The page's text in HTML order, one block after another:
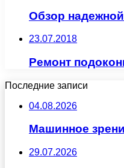
Обзор
23.07.2018
Ремонт
Последние записи
04.08.2026
Машинное
29.07.2026